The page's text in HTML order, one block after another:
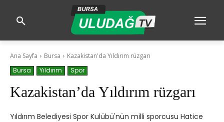
Ana Sayfa Bursa
Kazakistan'da Yıldırım rüzgarı
Bursa
Yıldırım Spor
Kazakistan’da Yıldırım rüzgarı
Yıldırım Belediyesi Spor Kulübü'nün milli sporcusu Hatice